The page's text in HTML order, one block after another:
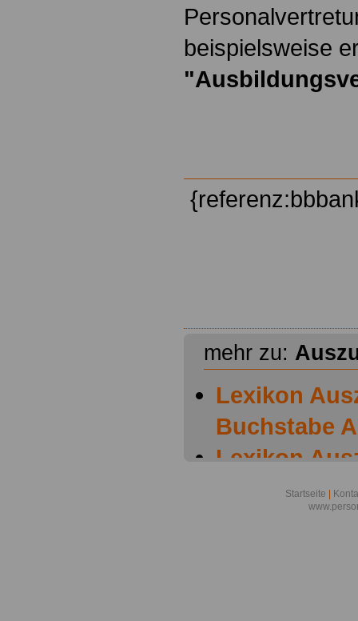
beispielsweise
mehr zu:
Lexikon
Buchstabe A
Lexikon
Buchstabe B
Lexikon
Startseite